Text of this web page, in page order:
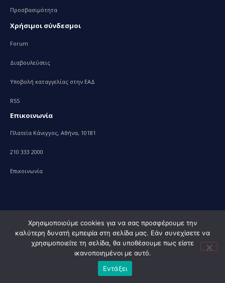
Προσβασιμότητα
Χρήσιμοι σύνδεσμοι
Forum
Διαβουλεύσεις
Υποβολή καταγγελίας στην ΕΑΔ
RSS
Επικοινωνία
Πλατεία Κάνιγγος, Αθήνα, 10181
210 333 2000
Επικοινωνία
© 2010 – 2023 Υπουργείο Ανάπτυξης, powered byEvolution
Projects+
Χρησιμοποιούμε cookies για να σας προσφέρουμε την
καλύτερη δυνατή εμπειρία στη σελίδα μας. Εάν συνεχίσετε να
χρησιμοποιείτε τη σελίδα, θα υποθέσουμε πως είστε
ικανοποιημένοι με αυτό.
Εντάξει